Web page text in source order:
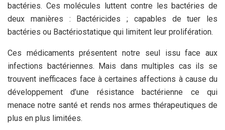
bactéries. Ces molécules luttent contre les bactéries de
deux manières : Bactéricides ; capables de tuer les
bactéries ou Bactériostatique qui limitent leur prolifération.
Ces médicaments présentent notre seul issu face aux
infections bactériennes. Mais dans multiples cas ils se
trouvent inefficaces face à certaines affections à cause du
développement d’une résistance bactérienne ce qui
menace notre santé et rends nos armes thérapeutiques de
plus en plus limitées.